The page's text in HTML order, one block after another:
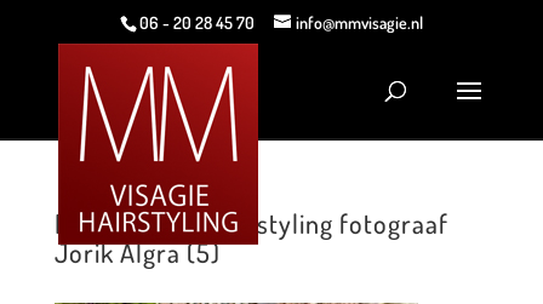
06 - 20 28 45 70 info@mmvisagie.nl
MM Visagie & Hairstyling fotograaf
Jorik Algra (5)